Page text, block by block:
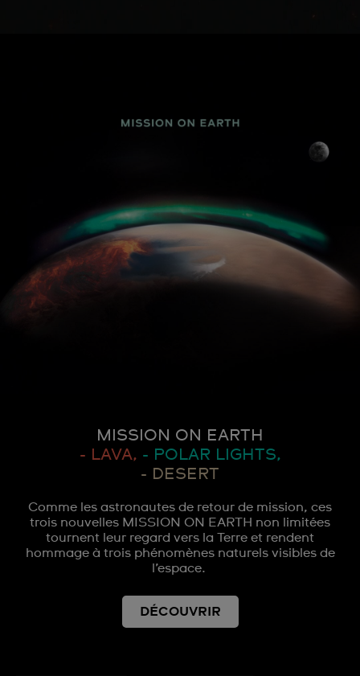
MISSION ON EARTH
- LAVA, - POLAR LIGHTS,
- DESERT
Comme les astronautes de retour de mission, ces
trois nouvelles MISSION ON EARTH non limitées
tournent leur regard vers la Terre et rendent
hommage à trois phénomènes naturels visibles de
l’espace.
DÉCOUVRIR